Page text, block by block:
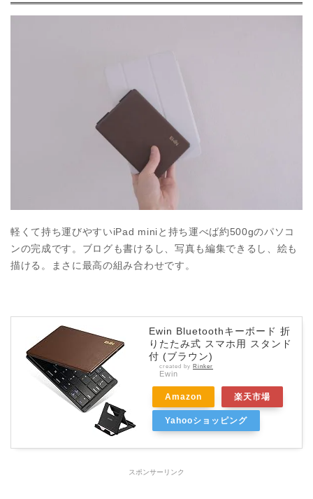
軽くて持ち運びやすいiPad miniと持ち運べば約500gのパソコ
ンの完成です。ブログも書けるし、写真も編集できるし、絵も
描ける。まさに最高の組み合わせです。
Ewin Bluetoothキーボード 折
りたたみ式 スマホ用 スタンド
付 (ブラウン)
created by Rinker
Ewin
Amazon 楽天市場
Yahooショッピング
スポンサーリンク